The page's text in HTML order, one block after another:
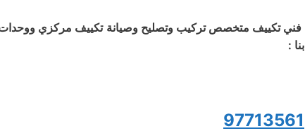
فني تكييف متخصص تركيب وتصليح وصيانة تكييف مركزي
بنا :
97713561